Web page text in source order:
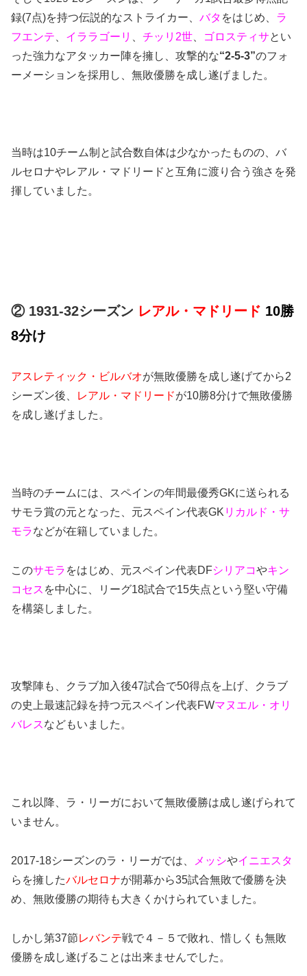
録(7点)を持つ伝説的なストライカー、 バタ をはじめ、 ラ
フエンテ
イララゴーリ チッリ2世 ゴロスティサとい
った強力なアタッカー陣を擁し、攻撃的な“2-5-3”のフォ
ーメーションを採用し、無敗優勝を成し遂げました。
当時は10チーム制と試合数自体は少なかったものの、バ
ルセロナやレアル・マドリードと互角に渡り合う強さを発
揮していました。
② 1931-32シーズン レアル・マドリード 10勝
8分け
アスレティック・ビルバオが無敗優勝を成し遂げてから2
シーズン後、
レアル・マドリードが10勝8分けで無敗優勝
を成し遂げました。
当時のチームには、スペインの年間最優秀GKに送られる
サモラ賞の元となった、元スペイン代表GK リカルド・サ
モラなどが在籍していました。
このサモラ をはじめ、元スペイン代表DFシリアコやキン
コセス を中心に、リーグ18試合で15失点という堅い守備
を構築しました。
攻撃陣も、クラブ加入後47試合で50得点を上げ、クラブ
の史上最速記録を持つ元スペイン代表FWマヌエル・オリ
バレスなどもいました。
これ以降、ラ・リーガにおいて無敗優勝は成し遂げられて
いません。
2017-18シーズンのラ・リーガでは、 メッシやイニエスタ
らを擁したバルセロナが開幕から35試合無敗で優勝を決
め、無敗優勝の期待も大きくかけられていました。
しかし第37節レバンテ戦で４－５で敗れ、惜しくも無敗
優勝を成し遂げることは出来ませんでした。